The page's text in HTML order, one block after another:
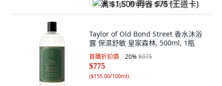
满 $1,500 再省 $75 (王道卡)
Taylor of Old Bond Street 香水沐浴
露 保濕舒敏 皇家森林, 500ml, 1瓶
首購折扣價 20%$975
$775
($155.00/100ml)